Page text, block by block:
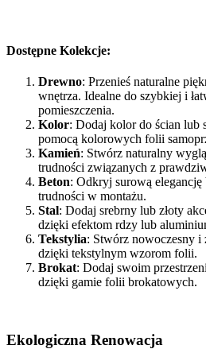
Dostępne Kolekcje:
Drewno: Przenieś naturalne
wnętrza. Idealne do szybkiej i
pomieszczenia.
Kolor: Dodaj kolor do ścian lub
pomocą kolorowych folii
Kamień: Stwórz naturalny
trudności związanych z
Beton: Odkryj surową
trudności w montażu.
Stal: Dodaj srebrny lub złoty
dzięki efektom rdzy lub
Tekstylia: Stwórz nowoczesny
dzięki tekstylnym wzorom folii.
Brokat: Dodaj swoim
dzięki gamie folii brokatowych.
Ekologiczna Renowacja